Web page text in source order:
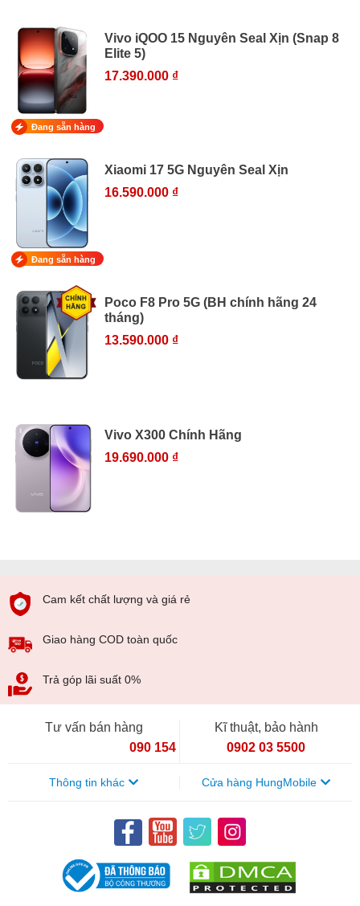
Vivo iQOO 15 Nguyên Seal Xịn (Snap 8
Elite 5)
17.390.000 ₫
Đang sẵn hàng
Xiaomi 17 5G Nguyên Seal Xịn
16.590.000 ₫
Đang sẵn hàng
Poco F8 Pro 5G (BH chính hãng 24
tháng)
13.590.000 ₫
Vivo X300 Chính Hãng
19.690.000 ₫
Cam kết chất lượng và giá rẻ
Giao hàng COD toàn quốc
Trả góp lãi suất 0%
Tư vấn bán hàng
090 154 8866
Kĩ thuật, bảo hành
0902 03 5500
Thông tin khác Cửa hàng HungMobile